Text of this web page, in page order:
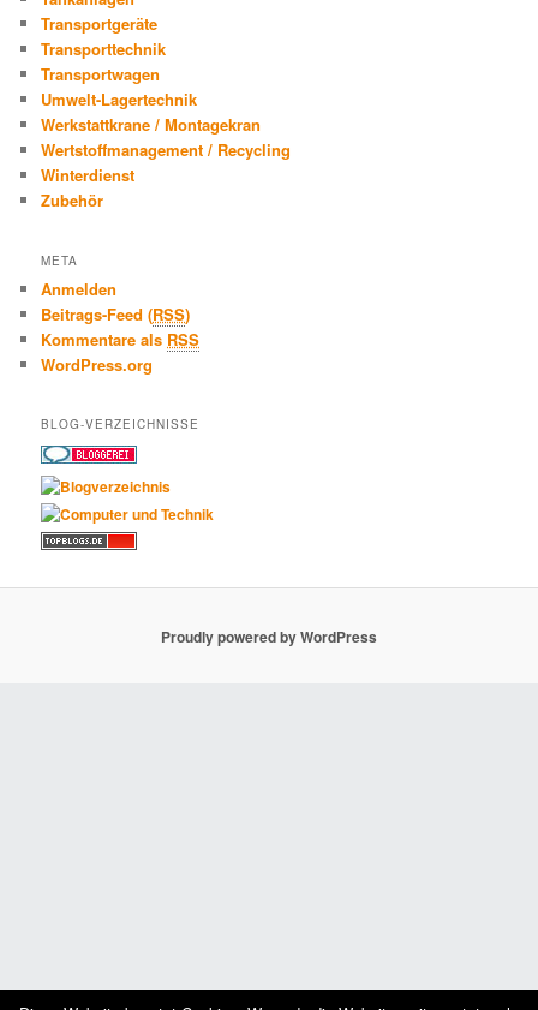
Transportgeräte
Transporttechnik
Transportwagen
Umwelt-Lagertechnik
Werkstattkrane / Montagekran
Wertstoffmanagement / Recycling
Winterdienst
Zubehör
META
Anmelden
Beitrags-Feed (RSS)
Kommentare als RSS
WordPress.org
BLOG-VERZEICHNISSE
Proudly powered by WordPress